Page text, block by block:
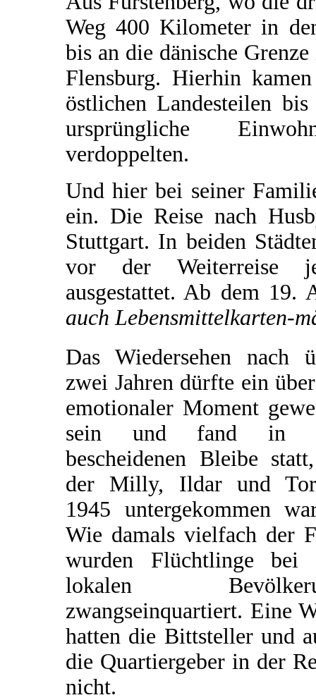
Weg 400 Kilometer in
bis an die dänische
Flensburg. Hierhin
östlichen Landesteilen
ursprüngliche
verdoppelten.
Und hier bei seiner
ein. Die Reise nach
Stuttgart. In beiden
vor der Weiterreise
ausgestattet. Ab dem
auch Lebensmittelkarten-
Das Wiedersehen nach
zwei Jahren dürfte ein
emotionaler Moment
sein und fand in
bescheidenen Bleibe
der Milly, Ildar und
1945 untergekommen
Wie damals vielfach der
wurden Flüchtlinge bei
lokalen
zwangseinquartiert. Eine
hatten die Bittsteller und
die Quartiergeber in der
nicht.